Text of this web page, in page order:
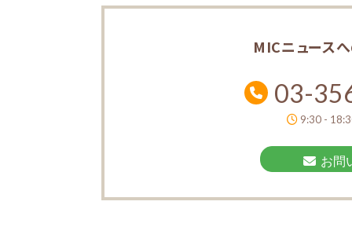
MICニュース
03-
9:30 -
お問